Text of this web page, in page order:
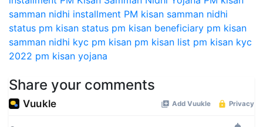
samman nidhi installment PM kisan samman nidhi
status pm kisan status pm kisan beneficiary pm kisan
samman nidhi kyc pm kisan pm kisan list pm kisan kyc
2022 pm kisan yojana
Share your comments